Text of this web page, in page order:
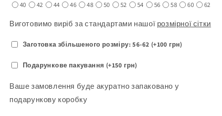
40
42 44 46 48 50 52 54 56 58 60 62
Виготовимо виріб за стандартами нашої розмірної сітки
Заготовка збільшеного розміру: 56-62 (+100 грн)
Подарункове пакування (+150 грн)
Ваше замовлення буде акуратно запаковано у
подарункову коробку